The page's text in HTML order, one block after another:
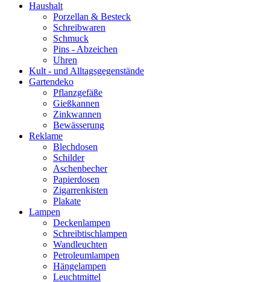
Haushalt
Porzellan & Besteck
Schreibwaren
Schmuck
Pins - Abzeichen
Uhren
Kult - und Alltagsgegenstände
Gartendeko
Pflanzgefäße
Gießkannen
Zinkwannen
Bewässerung
Reklame
Blechdosen
Schilder
Aschenbecher
Papierdosen
Zigarrenkisten
Plakate
Lampen
Deckenlampen
Schreibtischlampen
Wandleuchten
Petroleumlampen
Hängelampen
Leuchtmittel